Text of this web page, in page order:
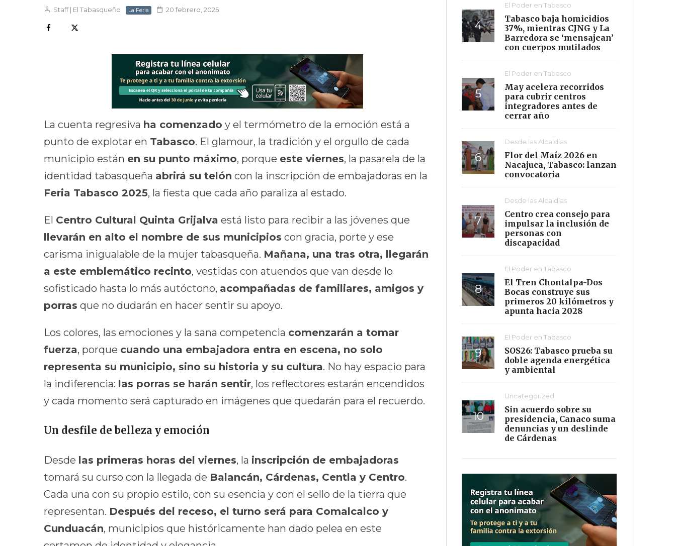
Staff | El Tabasqueño La Feria 20 febrero, 2025
La cuenta regresiva ha comenzado y el termómetro de la emoción está a
punto de explotar en Tabasco. El glamour, la tradición y el orgullo de cada
municipio están en su punto máximo, porque este viernes, la pasarela de la
identidad tabasqueña abrirá su telón con la inscripción de embajadoras en la
Feria Tabasco 2025, la fiesta que cada año paraliza al estado.
El Centro Cultural Quinta Grijalva está listo para recibir a las jóvenes que
llevarán en alto el nombre de sus municipios con gracia, porte y ese
carisma inigualable de la mujer tabasqueña. Mañana, una tras otra, llegarán
a este emblemático recinto, vestidas con atuendos que van desde lo
sofisticado hasta lo más autóctono, acompañadas de familiares, amigos y
porras que no dudarán en hacer sentir su apoyo.
Los colores, las emociones y la sana competencia comenzarán a tomar
fuerza, porque cuando una embajadora entra en escena, no solo
representa su municipio, sino su historia y su cultura. No hay espacio para
la indiferencia: las porras se harán sentir, los reflectores estarán encendidos
y cada momento será capturado en imágenes que quedarán para el recuerdo.
Un desfile de belleza y emoción
Desde las primeras horas del viernes, la inscripción de embajadoras
tomará su curso con la llegada de Balancán, Cárdenas, Centla y Centro.
Cada una con su propio estilo, con su esencia y con el sello de la tierra que
representan. Después del receso, el turno será para Comalcalco y
Cunduacán, municipios que históricamente han dado pelea en este
El Poder en Tabasco
Tabasco baja homicidios
37%, mientras CJNG y La
Barredora se ‘mensajean’
con cuerpos mutilados
El Poder en Tabasco
May acelera recorridos
para cubrir centros
integradores antes de
cerrar año
Desde las Alcaldías
Flor del Maíz 2026 en
Nacajuca, Tabasco: lanzan
convocatoria
Desde las Alcaldías
Centro crea consejo para
impulsar la inclusión de
personas con
discapacidad
El Poder en Tabasco
El Tren Chontalpa-Dos
Bocas construye sus
primeros 20 kilómetros y
apunta hacia 2028
El Poder en Tabasco
SOS26: Tabasco prueba su
doble agenda energética
y ambiental
Uncategorized
Sin acuerdo sobre su
presidencia, Canaco suma
denuncias y un deslinde
de Cárdenas